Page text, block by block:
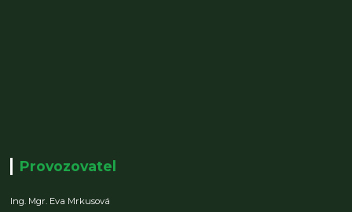
Provozovatel
Ing. Mgr. Eva Mrkusová